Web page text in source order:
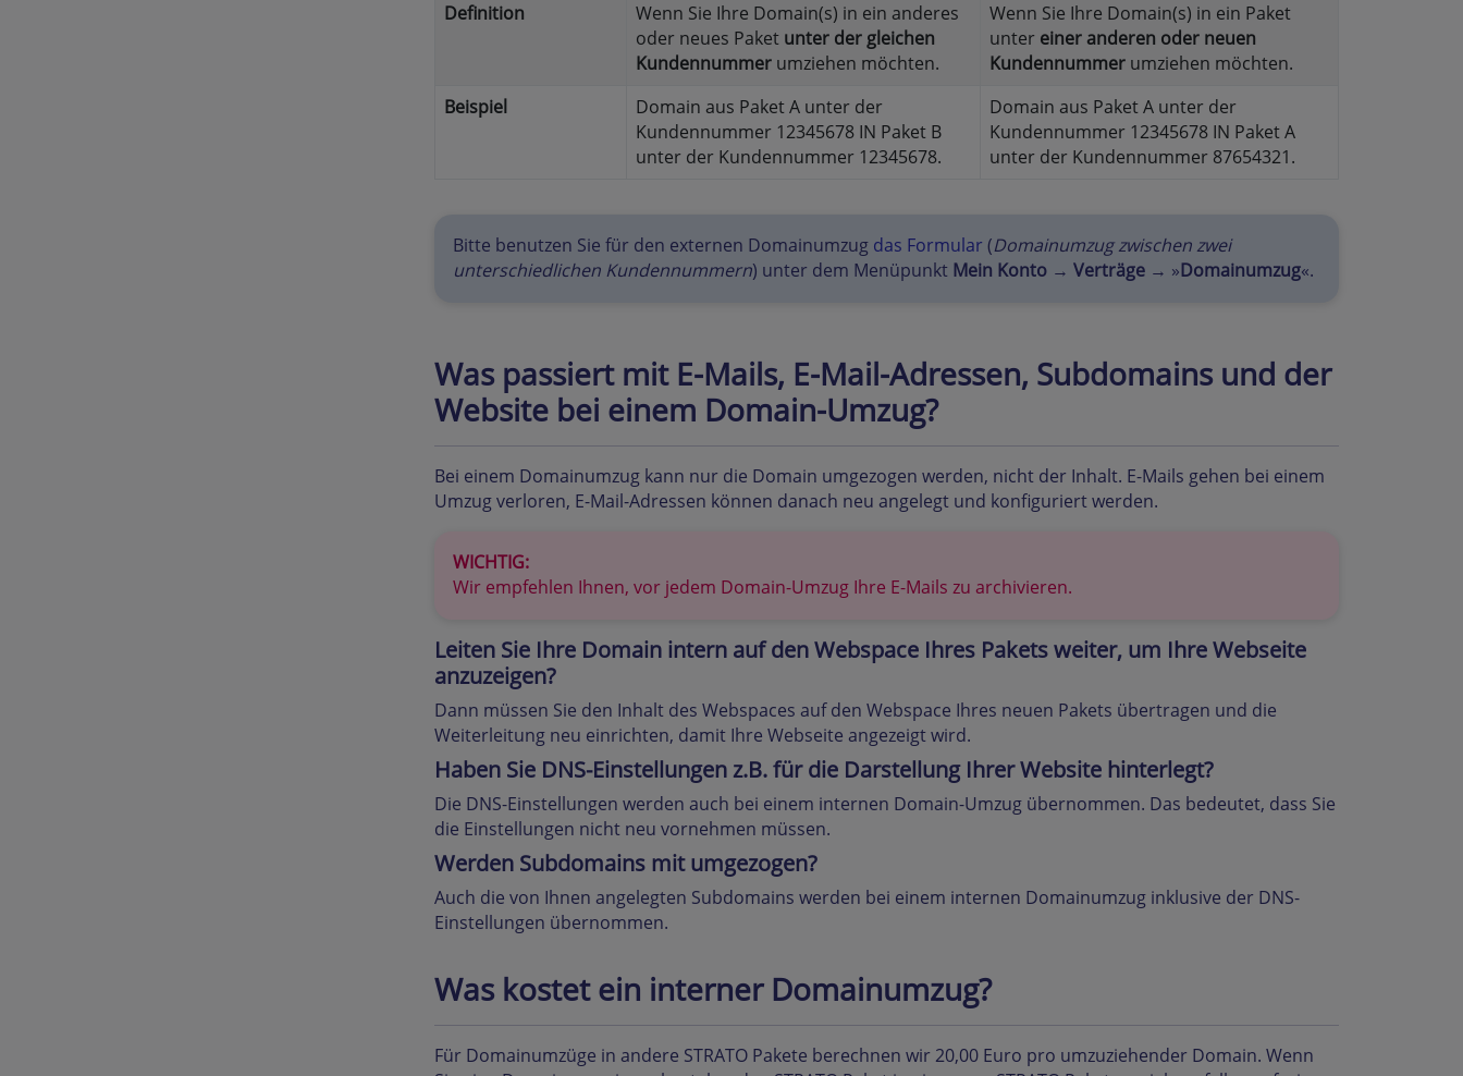
Definition
Wenn Sie Ihre Domain(s) in ein anderes
oder neues Paket unter der gleichen
Kundennummer umziehen möchten.
Wenn Sie Ihre Domain(s) in ein Paket
unter einer anderen oder neuen
Kundennummer umziehen möchten.
Beispiel
Domain aus Paket A unter der
Kundennummer 12345678 IN Paket B
unter der Kundennummer 12345678.
Domain aus Paket A unter der
Kundennummer 12345678 IN Paket A
unter der Kundennummer 87654321.
Bitte benutzen Sie für den externen Domainumzug das Formular (Domainumzug zwischen zwei
unterschiedlichen Kundennummern) unter dem Menüpunkt Mein Konto →Verträge → »Domainumzug«.
Was passiert mit E-Mails, E-Mail-Adressen, Subdomains und der
Website bei einem Domain-Umzug?
Bei einem Domainumzug kann nur die Domain umgezogen werden, nicht der Inhalt. E-Mails gehen bei einem
Umzug verloren, E-Mail-Adressen können danach neu angelegt und konfiguriert werden.
WICHTIG:
Wir empfehlen Ihnen, vor jedem Domain-Umzug Ihre E-Mails zu archivieren.
Leiten Sie Ihre Domain intern auf den Webspace Ihres Pakets weiter, um Ihre Webseite
anzuzeigen?
Dann müssen Sie den Inhalt des Webspaces auf den Webspace Ihres neuen Pakets übertragen und die
Weiterleitung neu einrichten, damit Ihre Webseite angezeigt wird.
Haben Sie DNS-Einstellungen z.B. für die Darstellung Ihrer Website hinterlegt?
Die DNS-Einstellungen werden auch bei einem internen Domain-Umzug übernommen. Das bedeutet, dass Sie
die Einstellungen nicht neu vornehmen müssen.
Werden Subdomains mit umgezogen?
Auch die von Ihnen angelegten Subdomains werden bei einem internen Domainumzug inklusive der DNS-
Einstellungen übernommen.
Was kostet ein interner Domainumzug?
Für Domainumzüge in andere STRATO Pakete berechnen wir 20,00 Euro pro umzuziehender Domain. Wenn